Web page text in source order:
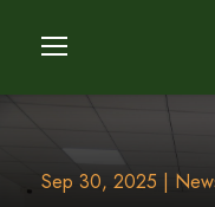
Sep 30, 2025 |